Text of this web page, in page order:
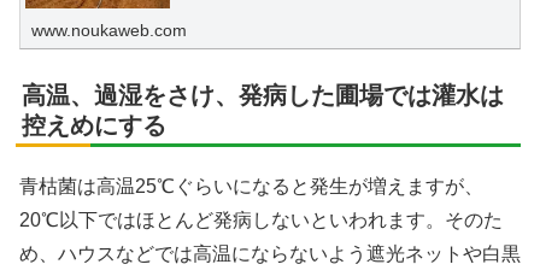
www.noukaweb.com
高温、過湿をさけ、発病した圃場では灌水は
控えめにする
青枯菌は高温25℃ぐらいになると発生が増えますが、
20℃以下ではほとんど発病しないといわれます。そのた
め、ハウスなどでは高温にならないよう遮光ネットや白黒